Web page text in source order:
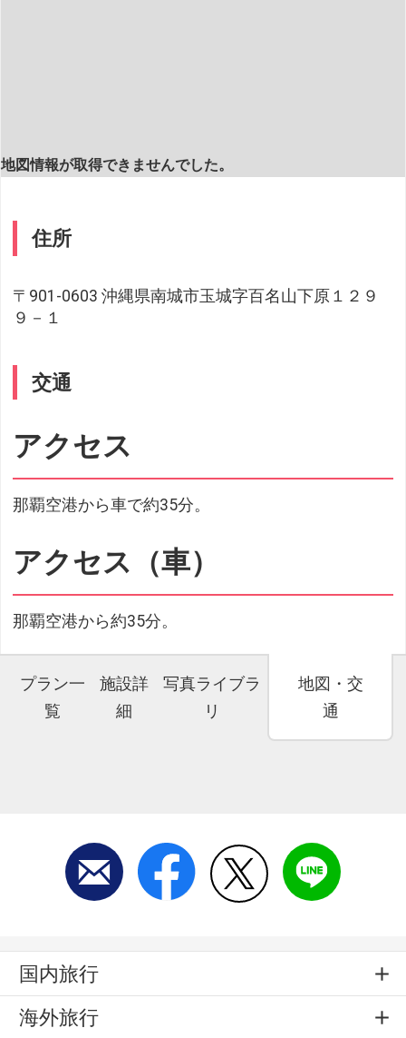
地図情報が取得できませんでした。
住所
〒901-0603 沖縄県南城市玉城字百名山下原１２９
９－１
交通
アクセス
那覇空港から車で約35分。
アクセス（車）
那覇空港から約35分。
プラン一
覧
施設詳
細
写真ライブラ
リ
地図・交
通
国内旅行
海外旅行